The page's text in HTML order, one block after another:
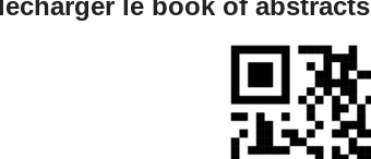
le book of abstracts